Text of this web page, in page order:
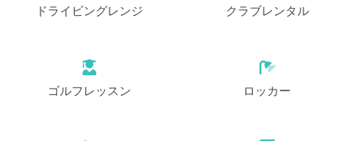
ドライビングレンジ クラブレンタル
ゴルフレッスン ロッカー